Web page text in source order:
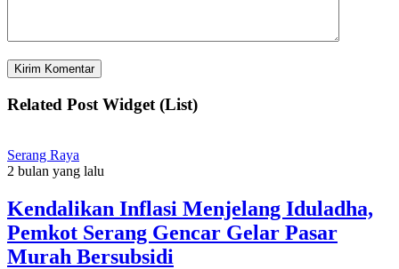
Related Post Widget (List)
Serang Raya
2 bulan yang lalu
Kendalikan Inflasi Menjelang Iduladha,
Pemkot Serang Gencar Gelar Pasar
Murah Bersubsidi